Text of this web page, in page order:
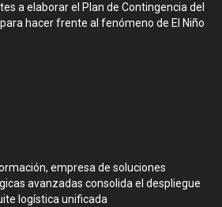
a elaborar el Plan de Contingencia del
hacer frente al fenómeno de El Niño
empresa de soluciones
avanzadas consolida el despliegue
logística unificada